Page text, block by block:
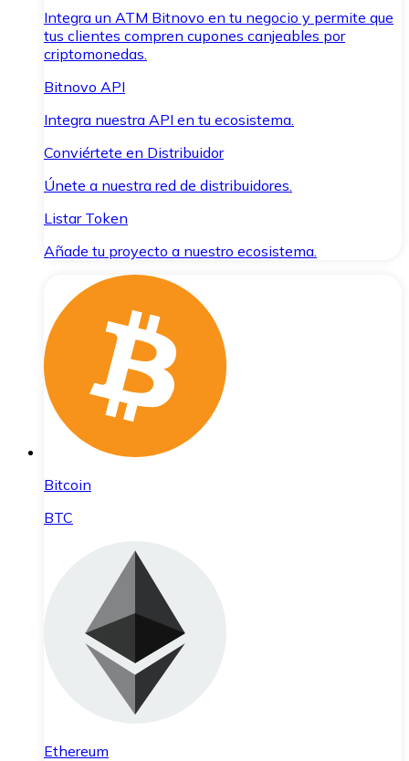
Integra un ATM Bitnovo en tu negocio y permite que
tus clientes compren cupones canjeables por
criptomonedas.
Bitnovo API
Integra nuestra API en tu ecosistema.
Conviértete en Distribuidor
Únete a nuestra red de distribuidores.
Listar Token
Añade tu proyecto a nuestro ecosistema.
Bitcoin
BTC
Ethereum